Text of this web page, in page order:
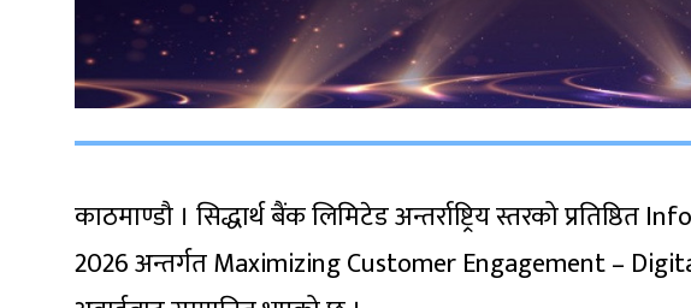
काठमाण्डौ । सिद्धार्थ बैंक लिमिटेड अन्तर्राष्ट्रिय स्तरको
2026 अन्तर्गत Maximizing Customer Engagement –